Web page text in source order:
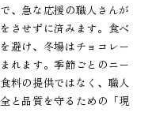
、急な応援の職人さんが
させずに済みます。食べ
避け、冬場はチョコレー
れます。季節ごとのニー
料の提供ではなく、職人
と品質を守るための「現